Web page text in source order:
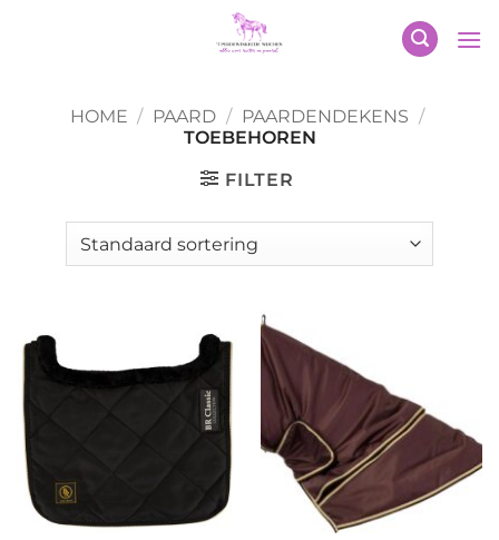
HOME / PAARD / PAARDENDEKENS /
TOEBEHOREN
FILTER